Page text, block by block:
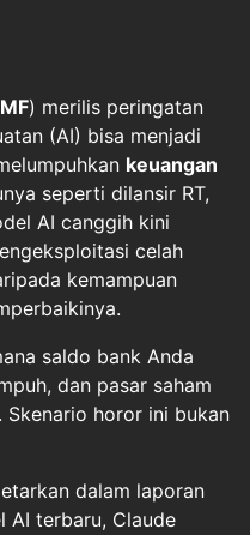
) merilis peringatan
(AI) bisa menjadi
keuangan
seperti dilansir RT,
AI canggih kini
celah
kemampuan
saldo bank Anda
dan pasar saham
Skenario horor ini bukan
dalam laporan
AI terbaru, Claude